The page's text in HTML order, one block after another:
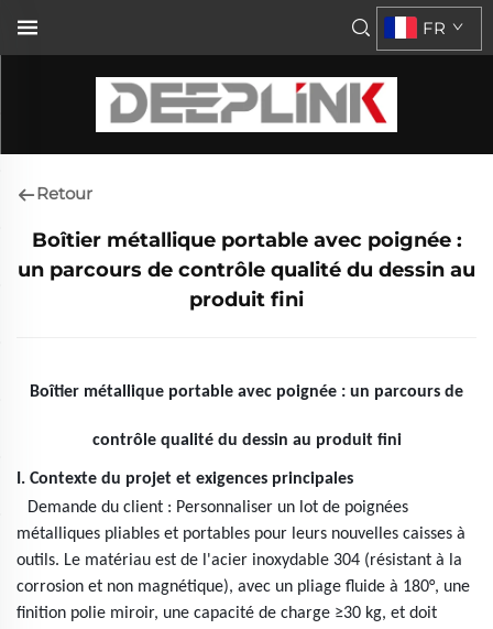
FR
Retour
Boîtier métallique portable avec poignée :
un parcours de contrôle qualité du dessin au
produit fini
Boîtier métallique portable avec poignée : un parcours de
contrôle qualité du dessin au produit fini
I. Contexte du projet et exigences principales
Demande du client : Personnaliser un lot de poignées
métalliques pliables et portables pour leurs nouvelles caisses à
outils. Le matériau est de l'acier inoxydable 304 (résistant à la
corrosion et non magnétique), avec un pliage fluide à 180°, une
finition polie miroir, une capacité de charge ≥30 kg, et doit